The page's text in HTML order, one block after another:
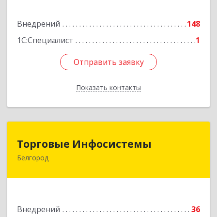
Внедрений
148
1С:Специалист
1
Отправить заявку
Показать контакты
Отправить заявку
Назад
Торговые Инфосистемы
Белгород
Внедрений
36
Торговые Инфосистемы